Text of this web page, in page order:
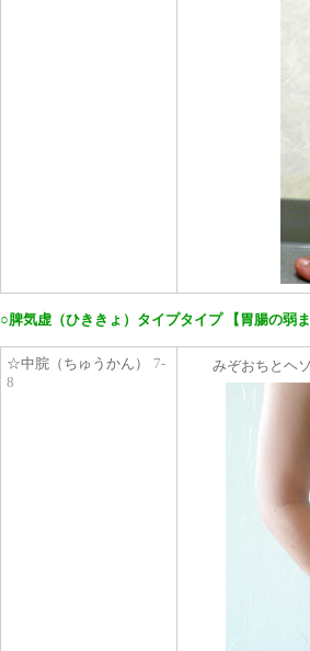
○脾気虚（ひききょ）タイプタイプ 【胃腸の弱
☆中脘（ちゅうかん）
7-
8
みぞおちとヘ